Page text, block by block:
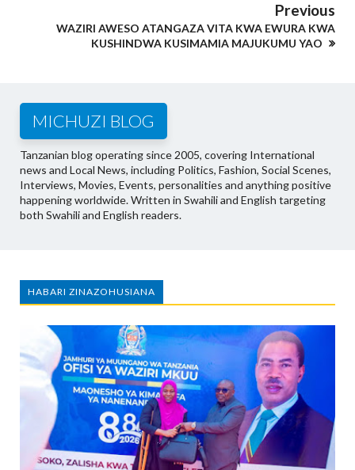
Previous
WAZIRI AWESO ATANGAZA VITA KWA EWURA KWA
KUSHINDWA KUSIMAMIA MAJUKUMU YAO
MICHUZI BLOG
Tanzanian blog operating since 2005, covering International
news and Local News, including Politics, Fashion, Social Scenes,
Interviews, Movies, Events, personalities and anything positive
happening worldwide. Written in Swahili and English targeting
both Swahili and English readers.
HABARI ZINAZOHUSIANA